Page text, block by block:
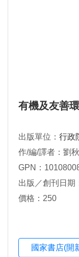
有機及友善
出版單位： 行政
作/編/譯者：劉
GPN：
出版／創刊日期
價格：250
國家書店(開